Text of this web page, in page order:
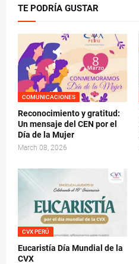
TE PODRÍA GUSTAR
COMUNICACIONES
Reconocimiento y gratitud:
Un mensaje del CEN por el
Día de la Mujer
March 08, 2026
CVX PERÚ
Eucaristía Día Mundial de la
CVX